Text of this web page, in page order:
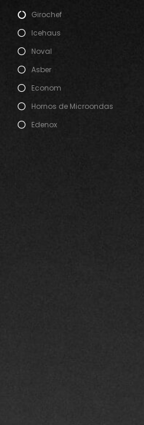
Girochef
Icehaus
Noval
Asber
Econom
Hornos de Microondas
Edenox